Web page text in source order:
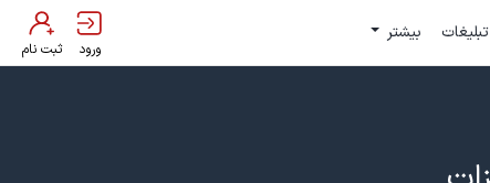
تبلیغات بیشتر
ورود ثبت نام